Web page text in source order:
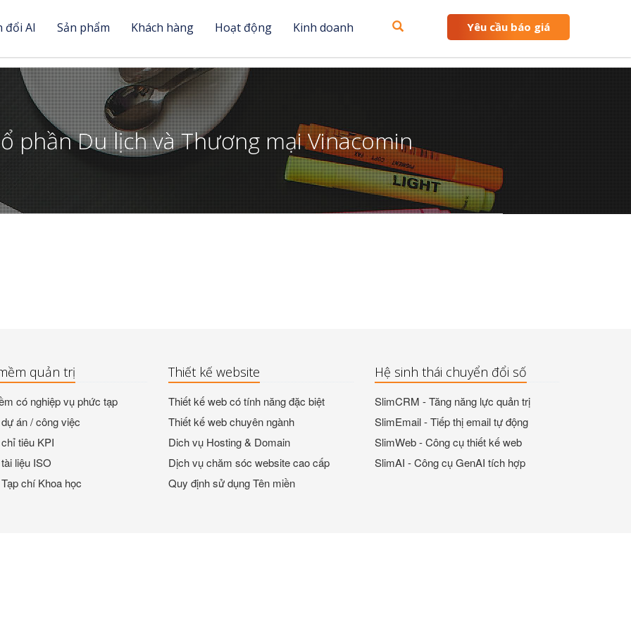
đổi AI Sản phẩm Khách hàng Hoạt động Kinh doanh Yêu cầu báo giá
phần Du lịch và Thương mại Vinacomin
quản trị
có nghiệp vụ phức tạp
án / công việc
tiêu KPI
liệu ISO
chí Khoa học
Thiết kế website
Thiết kế web có tính năng đặc biệt
Thiết kế web chuyên ngành
Dich vụ Hosting & Domain
Dịch vụ chăm sóc website cao cấp
Quy định sử dụng Tên miền
Hệ sinh thái chuyển đổi số
SlimCRM - Tăng năng lực quản trị
SlimEmail - Tiếp thị email tự động
SlimWeb - Công cụ thiết kế web
SlimAI - Công cụ GenAI tích hợp